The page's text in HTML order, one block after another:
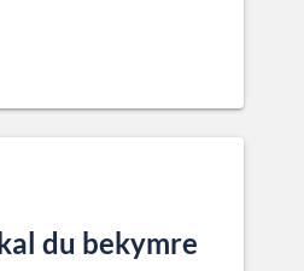
du bekymre